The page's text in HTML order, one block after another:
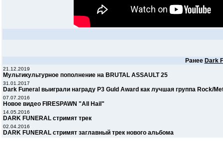
Ранее Dark
21.12.2019
Мультикультурное пополнение на BRUTAL ASSAULT 25
31.01.2017
Dark Funeral выиграли награду P3 Guld Award как лучшая группа Rock/
07.07.2016
Новое видео FIRESPAWN "All Hail"
14.05.2016
DARK FUNERAL стримят трек
02.04.2016
DARK FUNERAL стримят заглавный трек нового альбома